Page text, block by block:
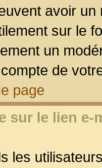
avoir
sur le
un
de
page
sur le lien
les